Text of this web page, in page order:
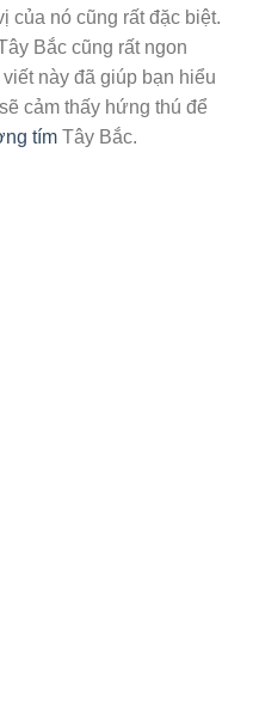
của nó cũng rất đặc biệt.
Bắc cũng rất ngon
này đã giúp bạn hiểu
cảm thấy hứng thú để
tím Tây Bắc.